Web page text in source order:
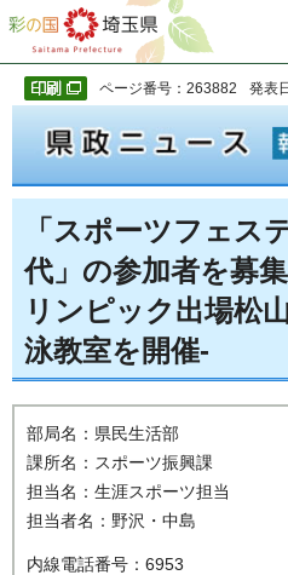
彩の国 埼玉県
ページ番号：263882 発表
「スポーツフェス
代」の参加者を募
リンピック出場松
泳教室を開催-
部局名：県民生活部
課所名：スポーツ振興課
担当名：生涯スポーツ担当
担当者名：野沢・中島
内線電話番号：6953